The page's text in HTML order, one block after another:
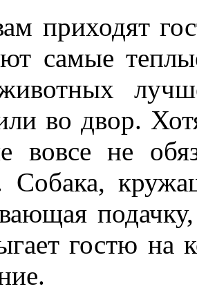
приходят
самые
во двор.
вовсе не
Собака,
гостю на